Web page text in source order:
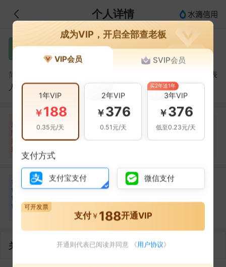
个人详情
卢 卢漫雨
简介：
卢漫雨，纳雍县毅睿建材运输服务有限公司的法定代表
人
风
险
扫
描
暂无风险
合
作
伙
伴
贺 贺元仁
合作1次
贵州泰瑞兴商贸有限公
司
卢 卢露
纳雍县毅睿建材运输服
务有限公司
关联企业
成为VIP，开启全部查老板
VIP会员 SVIP会员
1年VIP
￥188
0.35元/天
2年VIP
￥376
0.51元/天
3年VIP
￥376
低至0.23元/天
买2年送1年
支付方式
支付宝支付 微信支付
支付￥ 188开通VIP
可开发票
开通则代表已阅读并同意 《用户协议》